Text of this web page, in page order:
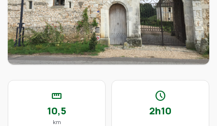
straighten
10,5
km
schedule
2h10